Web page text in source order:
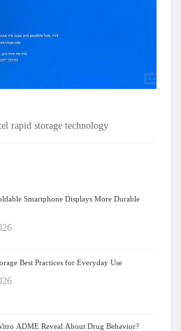
rapid storage technology
Smartphone Displays More Durable
Best Practices for Everyday Use
ADME Reveal About Drug Behavior?